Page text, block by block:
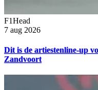
F1Head
7 aug 2026
Dit is de artiestenline-up
Zandvoort